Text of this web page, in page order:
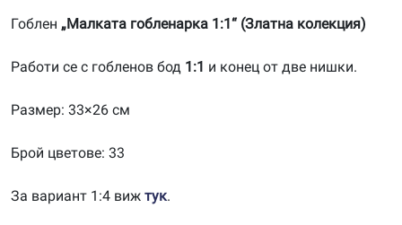
Гоблен „Малката гобленарка 1:1“ (Златна колекция)
Работи се с гобленов бод 1:1 и конец от две нишки.
Размер: 33×26 см
Брой цветове: 33
За вариант 1:4 виж тук.